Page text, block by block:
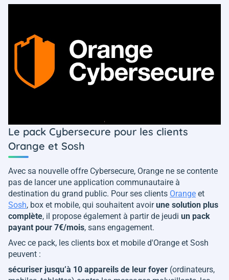
Le pack Cybersecure pour les clients
Orange et Sosh
Avec sa nouvelle offre Cybersecure, Orange ne se contente
pas de lancer une application communautaire à
destination du grand public. Pour ses clients Orange et
Sosh, box et mobile, qui souhaitent avoirune solution plus
complète, il propose également à partir de jeudi un pack
payant pour 7€/mois, sans engagement.
Avec ce pack, les clients box et mobile d'Orange et Sosh
peuvent :
sécuriser jusqu’à 10 appareils de leur foyer (ordinateurs,